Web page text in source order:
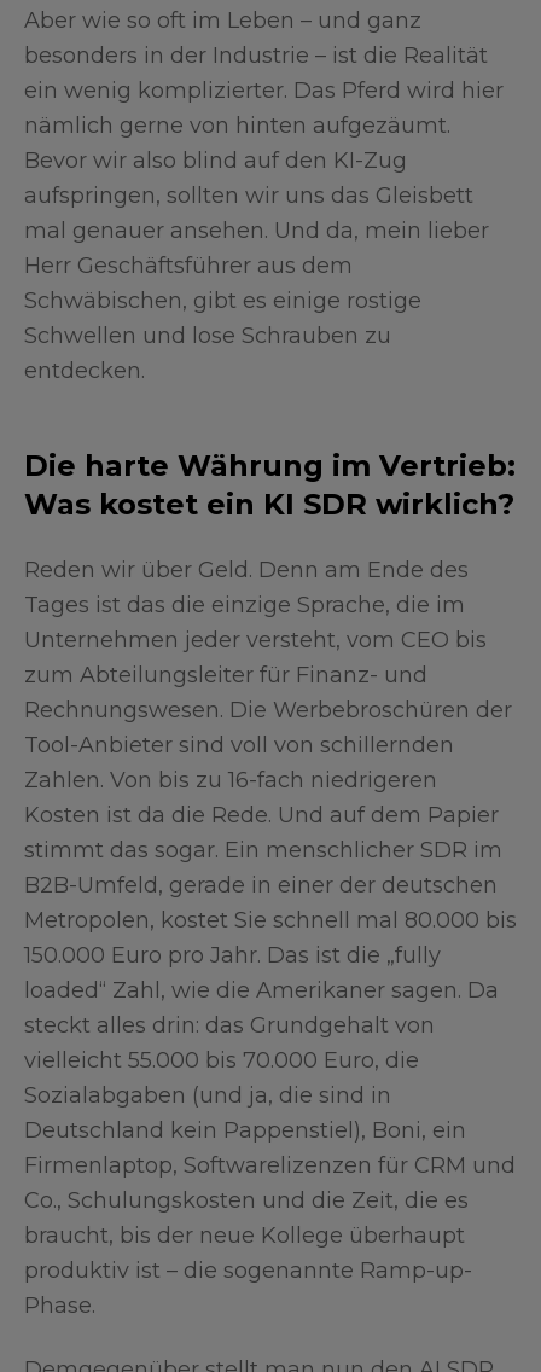
Aber wie so oft im Leben – und ganz
besonders in der Industrie – ist die Realität
ein wenig komplizierter. Das Pferd wird hier
nämlich gerne von hinten aufgezäumt.
Bevor wir also blind auf den KI-Zug
aufspringen, sollten wir uns das Gleisbett
mal genauer ansehen. Und da, mein lieber
Herr Geschäftsführer aus dem
Schwäbischen, gibt es einige rostige
Schwellen und lose Schrauben zu
entdecken.
Die harte Währung im Vertrieb:
Was kostet ein KI SDR wirklich?
Reden wir über Geld. Denn am Ende des
Tages ist das die einzige Sprache, die im
Unternehmen jeder versteht, vom CEO bis
zum Abteilungsleiter für Finanz- und
Rechnungswesen. Die Werbebroschüren der
Tool-Anbieter sind voll von schillernden
Zahlen. Von bis zu 16-fach niedrigeren
Kosten ist da die Rede. Und auf dem Papier
stimmt das sogar. Ein menschlicher SDR im
B2B-Umfeld, gerade in einer der deutschen
Metropolen, kostet Sie schnell mal 80.000 bis
150.000 Euro pro Jahr. Das ist die „fully
loaded“ Zahl, wie die Amerikaner sagen. Da
steckt alles drin: das Grundgehalt von
vielleicht 55.000 bis 70.000 Euro, die
Sozialabgaben (und ja, die sind in
Deutschland kein Pappenstiel), Boni, ein
Firmenlaptop, Softwarelizenzen für CRM und
Co., Schulungskosten und die Zeit, die es
braucht, bis der neue Kollege überhaupt
produktiv ist – die sogenannte Ramp-up-
Phase.